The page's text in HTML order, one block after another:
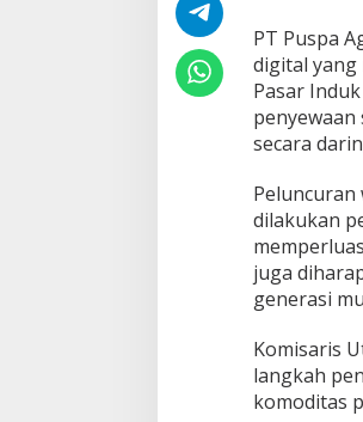
L
l
a
t
f
o
A
g
r
PT Puspa
digital yang
Pasar
secara
dilakukan
juga
generasi
Komisaris
langkah
komoditas